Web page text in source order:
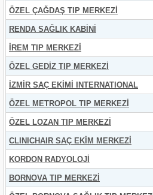
ÖZEL ÇAĞDAŞ TIP MERKEZİ
RENDA SAĞLIK KABİNİ
İREM TIP MERKEZİ
ÖZEL GEDİZ TIP MERKEZİ
İZMİR SAÇ EKİMİ INTERNATIONAL
ÖZEL METROPOL TIP MERKEZİ
ÖZEL LOZAN TIP MERKEZİ
CLINICHAIR SAÇ EKİM MERKEZİ
KORDON RADYOLOJİ
BORNOVA TIP MERKEZİ